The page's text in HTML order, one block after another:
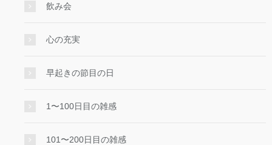
飲み会
心の充実
早起きの節目の日
1〜100日目の雑感
101〜200日目の雑感